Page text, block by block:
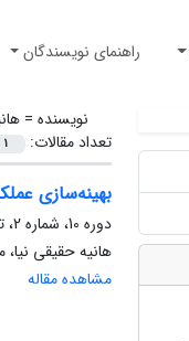
راهنمای نویسندگان
نویسنده =
تعداد مقالات:
1
بهینه‌سازی
دوره 10، شماره 2، تابستان 1399، صفحه
هانیه حقیقی
مشاهده مقاله